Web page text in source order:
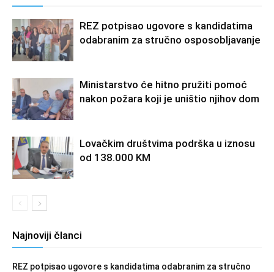
REZ potpisao ugovore s kandidatima
odabranim za stručno osposobljavanje
Ministarstvo će hitno pružiti pomoć
nakon požara koji je uništio njihov dom
Lovačkim društvima podrška u iznosu
od 138.000 KM
Najnoviji članci
REZ potpisao ugovore s kandidatima odabranim za stručno